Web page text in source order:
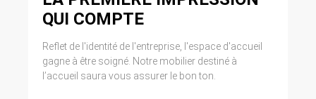
QUI COMPTE
Reflet de l'identité de l'entreprise, l'espace d'accueil
gagne à être soigné. Notre mobilier destiné à
l’accueil saura vous assurer le bon ton.